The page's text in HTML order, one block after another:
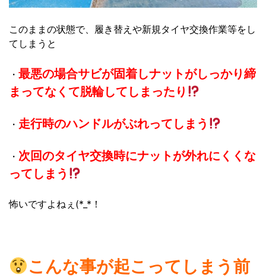
このままの状態で、履き替えや新規タイヤ交換作業等をし
てしまうと
・ 最悪の場合サビが固着しナットがしっかり締
まってなくて脱輪してしまったり
・ 走行時のハンドルがぶれってしまう
・ 次回のタイヤ交換時にナットが外れにくくな
ってしまう
怖いですよねぇ(*_*！
こんな事が起こってしまう前